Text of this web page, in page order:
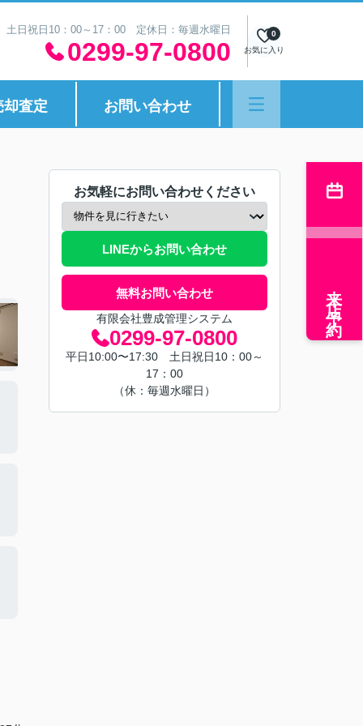
日祝日10：00～17：00 定休日：毎週水曜日
0299-97-0800 お気に入り
0
却査定 お問い合わせ
お気軽にお問い合わせください
LINEからお問い合わせ
無料お問い合わせ
有限会社豊成管理システム
0299-97-0800
平日10:00〜17:30 土日祝日10：00～
17：00
（休：毎週水曜日）
来店予約